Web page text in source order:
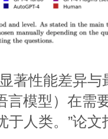
著性能差异
言模型）在需
于人类。”论文